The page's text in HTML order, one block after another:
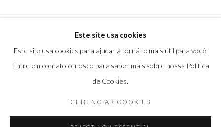
Este site usa cookies
Este site usa cookies para ajudar a torná-lo mais útil para você.
Entre em contato conosco para saber mais sobre nossa Política
de Cookies.
GERENCIAR COOKIES